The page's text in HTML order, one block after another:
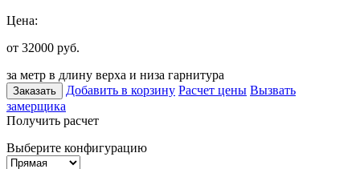
Цена:
от 32000 руб.
за метр в длину верха и низа гарнитура
Заказать Добавить в корзину Расчет цены Вызвать
замерщика
Получить расчет
Выберите конфигурацию